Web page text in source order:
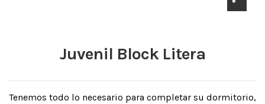
Juvenil Block Litera
Tenemos todo lo necesario para completar su dormitorio,